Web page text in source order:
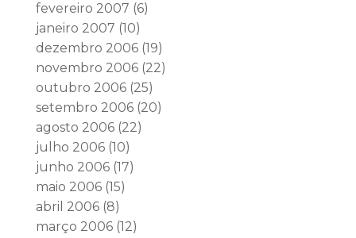
fevereiro 2007 (6)
janeiro 2007 (10)
dezembro 2006(19)
novembro 2006(22)
outubro 2006(25)
setembro 2006(20)
agosto 2006(22)
julho 2006(10)
junho 2006(17)
maio 2006(15)
abril 2006(8)
março 2006(12)